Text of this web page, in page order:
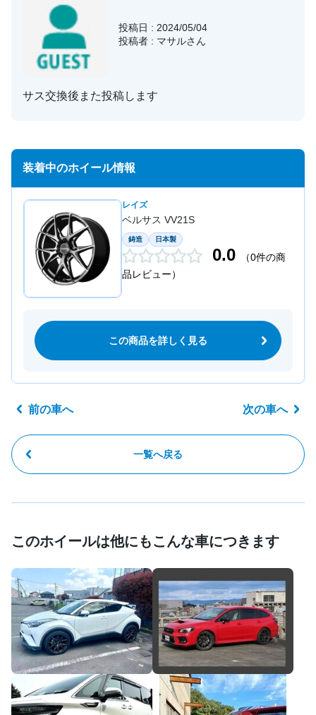
投稿日 : 2024/05/04
投稿者 : マサルさん
サス交換後また投稿します
装着中のホイール情報
レイズ
ベルサス VV21S
鋳造 日本製
0.0
（0件の商
品レビュー）
この商品を詳しく見る
前の車へ
一覧へ戻る
次の車へ
このホイールは他にもこんな車につきます